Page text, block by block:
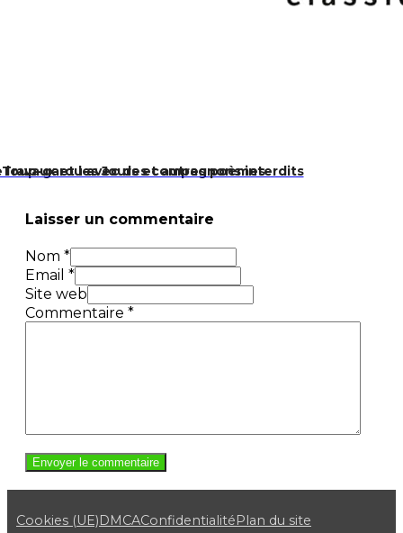
loup-garou avec des compagnons interdits
et les Jours et autres poèmes
Laisser un commentaire
Nom *
Email *
Site web
Commentaire *
Cookies (UE)DMCAConfidentialitéPlan du site